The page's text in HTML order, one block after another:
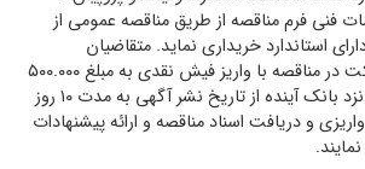
فنی فرم مناقصه از طریق مناقصه عمومی از
استاندارد خریداری نماید. متقاضیان
می‌توانند به منظور شرکت در مناقصه با واریز فیش نقدی به مبلغ ۵۰۰.۰۰۰
ریال به حساب شرکت نزد بانک آینده از تاریخ نشر آگهی به مدت ۱۰ روز
و دریافت اسناد مناقصه و ارائه پیشنهادات